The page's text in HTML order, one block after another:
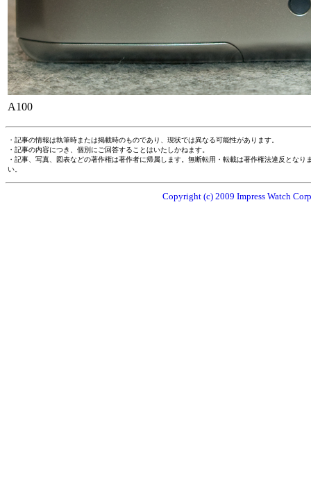
A100
・記事の情報は執筆時または掲載時のものであり、現状では異なる可能性があります。
・記事の内容につき、個別にご回答することはいたしかねます。
・記事、写真、図表などの著作権は著作者に帰属します。無断転用・転載は著作権法違反とな
い。
Copyright (c) 2009 Impress Watch